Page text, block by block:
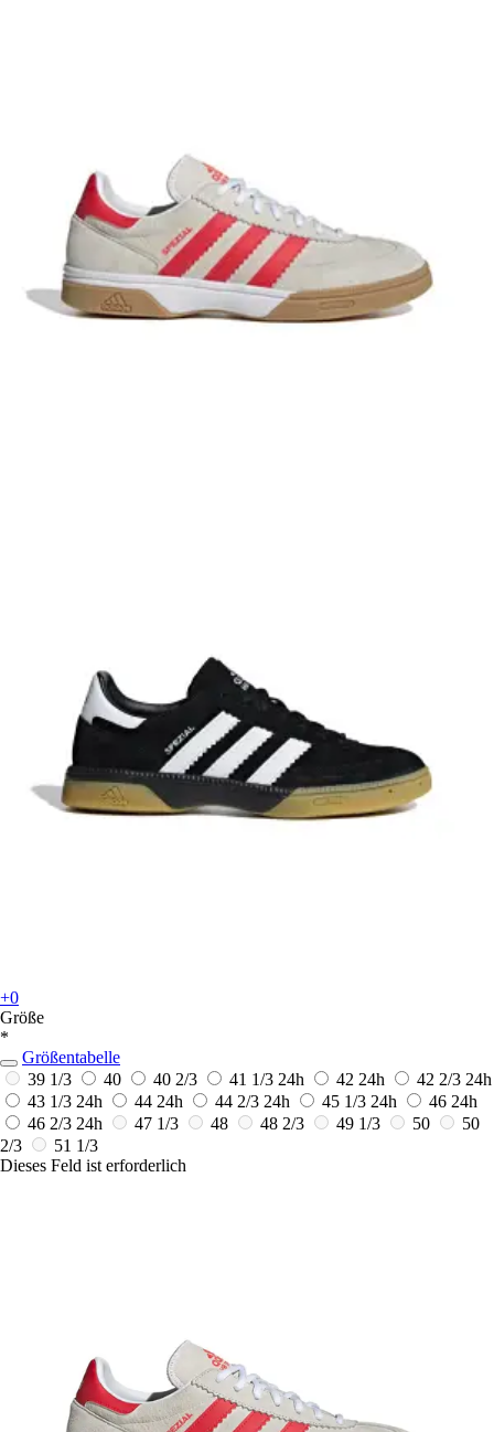
+0
Größe
*
Größentabelle
39 1/3
40 40 2/3 41 1/3 24h 42 24h 42 2/3 24h
43 1/3 24h 44 24h 44 2/3 24h 45 1/3 24h 46 24h
46 2/3 24h 47 1/3 48 48 2/3 49 1/3 50
50
2/3
51 1/3
Dieses Feld ist erforderlich